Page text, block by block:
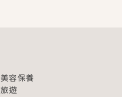
美容保養
旅遊